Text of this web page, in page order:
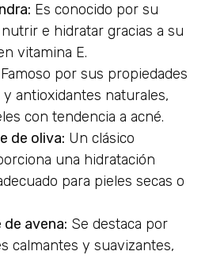
Es conocido por su
e hidratar gracias a su
vitamina E.
Famoso por sus propiedades
antioxidantes naturales,
con tendencia a acné.
de oliva: Un clásico
una hidratación
para pieles secas o
avena: Se destaca por
calmantes y suavizantes,